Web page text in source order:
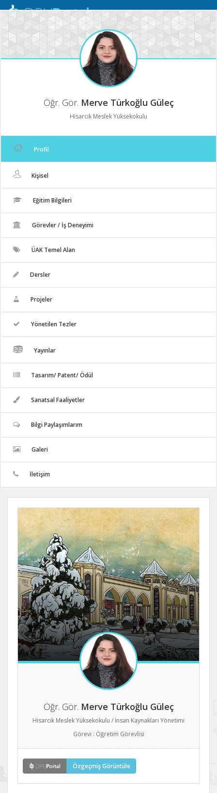
Mobil
Öğr. Gör. Merve Türkoğlu Güleç
Hisarcık Meslek Yüksekokulu
Profil
Kişisel
Eğitim Bilgileri
Görevler / İş Deneyimi
ÜAK Temel Alan
Dersler
Projeler
Yönetilen Tezler
Yayınlar
Tasarım/ Patent/ Ödül
Sanatsal Faaliyetler
Bilgi Paylaşımlarım
Galeri
İletişim
Öğr. Gör. Merve Türkoğlu Güleç
Hisarcık Meslek Yüksekokulu / İnsan Kaynakları Yönetimi
Görevi : Öğretim Görevlisi
Özgeçmiş Görüntüle